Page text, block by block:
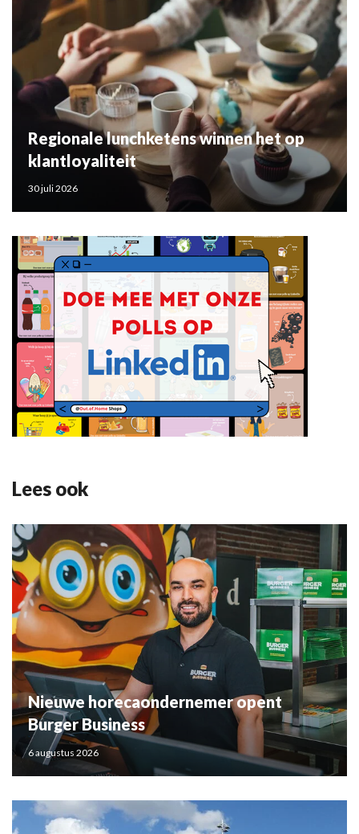
Regionale lunchketens winnen het op
klantloyaliteit
30 juli 2026
Lees ook
Nieuwe horecaondernemer opent
Burger Business
6 augustus 2026